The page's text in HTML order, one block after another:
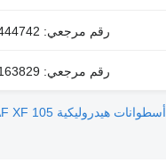
رقم مرجعي: 1444742
رقم مرجعي: 2163829
أسطوانات هيدروليكية DAF XF 105 المغرب لـ الشاحنات